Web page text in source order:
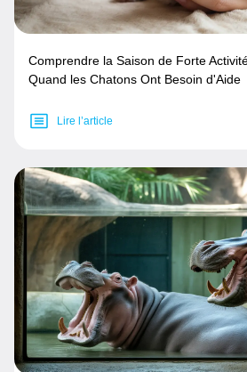
Comprendre la Saison de Forte
Quand les Chatons Ont Besoin d'Aide
Lire l’article